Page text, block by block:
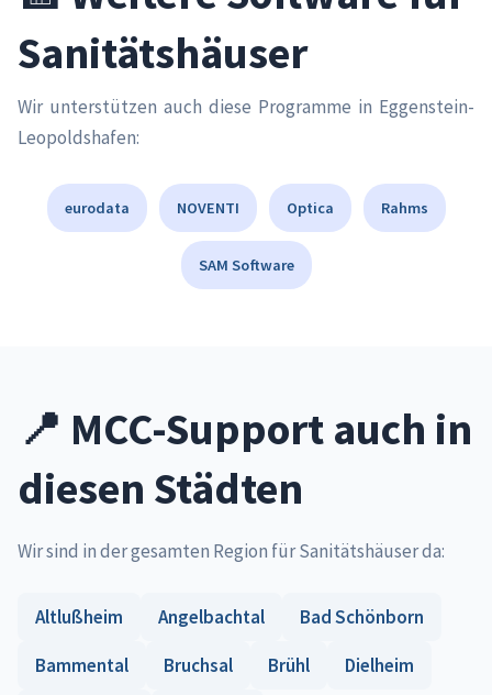
Sanitätshäuser
Wir unterstützen auch diese Programme in Eggenstein-
Leopoldshafen:
eurodata NOVENTI Optica Rahms
SAM Software
📍 MCC-Support auch in
diesen Städten
Wir sind in der gesamten Region für Sanitätshäuser da:
Altlußheim Angelbachtal
Bad Schönborn
Bammental
Bruchsal Brühl
Dielheim